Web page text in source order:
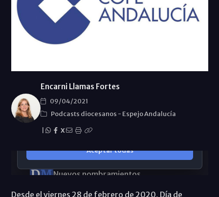
Encarni Llamas Fortes
09/04/2021
Podcasts diocesanos - Espejo Andalucía
X
Desde el viernes 28 de febrero de 2020, Día de